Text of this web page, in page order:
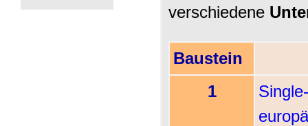
verschiedene
Baustein
1